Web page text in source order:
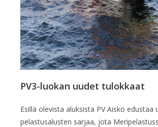
PV3-luokan uudet tulokkaat
Esillä olevista aluksista PV Aisko edustaa
pelastusalusten sarjaa, jota